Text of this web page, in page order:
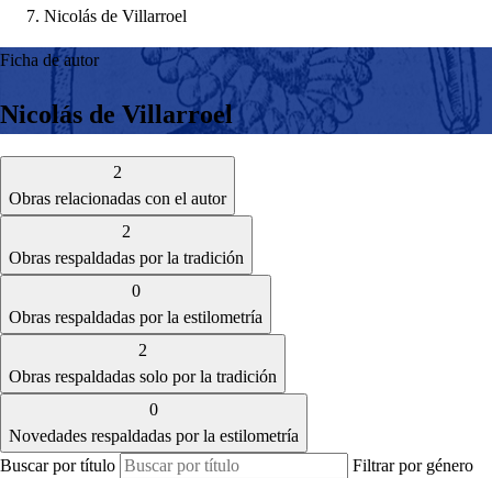
Nicolás de Villarroel
Ficha de autor
Nicolás de Villarroel
2
Obras relacionadas con el autor
2
Obras respaldadas por la tradición
0
Obras respaldadas por la estilometría
2
Obras respaldadas solo por la tradición
0
Novedades respaldadas por la estilometría
Buscar por título
Filtrar por género